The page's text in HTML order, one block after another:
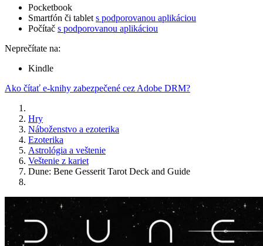
Pocketbook
Smartfón či tablet s podporovanou aplikáciou
Počítač s podporovanou aplikáciou
Neprečítate na:
Kindle
Ako čítať e-knihy zabezpečené cez Adobe DRM?
Hry
Náboženstvo a ezoterika
Ezoterika
Astrológia a veštenie
Veštenie z kariet
Dune: Bene Gesserit Tarot Deck and Guide